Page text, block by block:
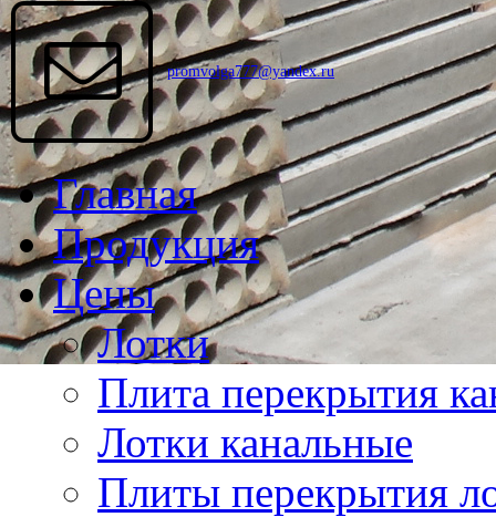
promvolga777@yandex.ru
Главная
Продукция
Цены
Лотки
Плита перекрытия
Лотки канальные
Плиты перекрытия